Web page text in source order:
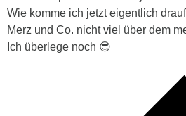
Wie komme ich jetzt eigentlich
Merz und Co. nicht viel über dem
Ich überlege noch 😎